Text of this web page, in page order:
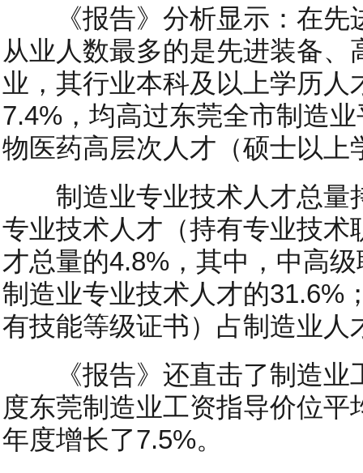
《报告》分析显示：在先
从业人数最多的是先进装备、
业，其行业本科及以上学历人
7.4%，均高过东莞全市制造
物医药高层次人才（硕士以上
制造业专业技术人才总量
专业技术人才（持有专业技术
才总量的4.8%，其中，中高
制造业专业技术人才的31.6%
有技能等级证书）占制造业人
《报告》还直击了制造业
度东莞制造业工资指导价位平
年度增长了7.5%。